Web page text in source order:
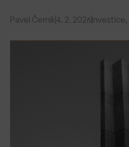
Pavel Černík4. 2. 2026Investice,